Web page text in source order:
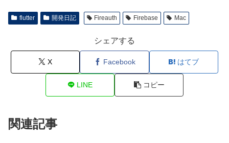
flutter 開発日記 Fireauth Firebase Mac
シェアする
X Facebook はてブ
LINE コピー
関連記事